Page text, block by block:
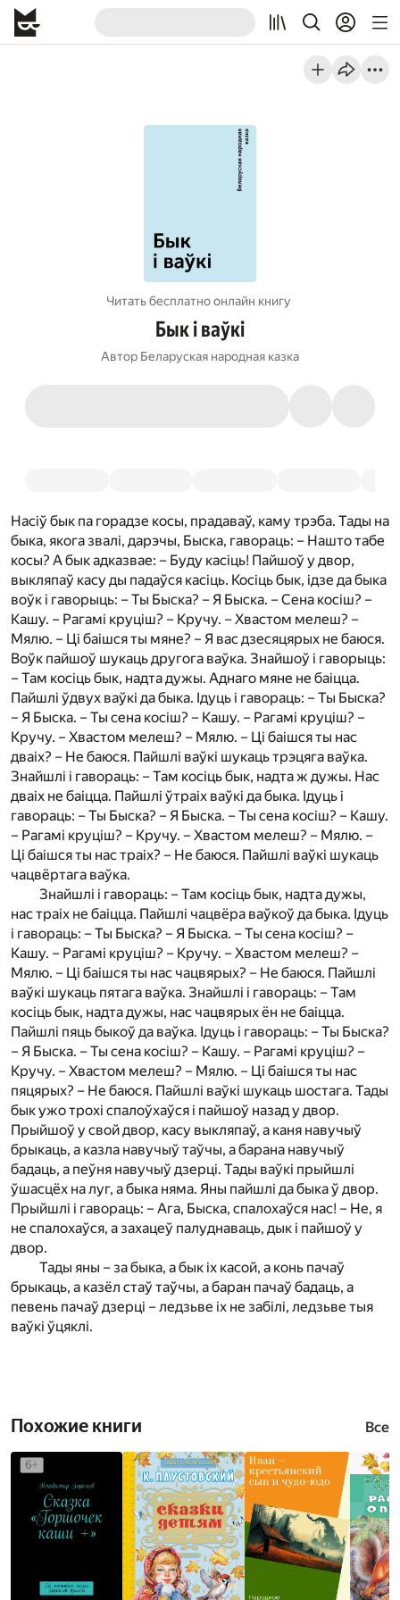
Читать бесплатно онлайн книгу
Бык і ваўкі
Автор Беларуская народная казка
Насіў бык па горадзе косы, прадаваў, каму трэба. Тады на
быка, якога звалі, дарэчы, Быска, гавораць: – Нашто табе
косы? А бык адказвае: – Буду касіць! Пайшоў у двор,
выкляпаў касу ды падаўся касіць. Косіць бык, ідзе да быка
воўк і гаворыць: – Ты Быска? – Я Быска. – Сена косіш? –
Кашу. – Рагамі круціш? – Кручу. – Хвастом мелеш? –
Мялю. – Ці баішся ты мяне? – Я вас дзесяцярых не баюся.
Воўк пайшоў шукаць другога ваўка. Знайшоў і гаворыць:
– Там косіць бык, надта дужы. Аднаго мяне не баіцца.
Пайшлі ўдвух ваўкі да быка. Ідуць і гавораць: – Ты Быска?
– Я Быска. – Ты сена косіш? – Кашу. – Рагамі круціш? –
Кручу. – Хвастом мелеш? – Мялю. – Ці баішся ты нас
дваіх? – Не баюся. Пайшлі ваўкі шукаць трэцяга ваўка.
Знайшлі і гавораць: – Там косіць бык, надта ж дужы. Нас
дваіх не баіцца. Пайшлі ўтраіх ваўкі да быка. Ідуць і
гавораць: – Ты Быска? – Я Быска. – Ты сена косіш? – Кашу.
– Рагамі круціш? – Кручу. – Хвастом мелеш? – Мялю. –
Ці баішся ты нас траіх? – Не баюся. Пайшлі ваўкі шукаць
чацвёртага ваўка.
Знайшлі і гавораць: – Там косіць бык, надта дужы,
нас траіх не баіцца. Пайшлі чацвёра ваўкоў да быка. Ідуць
і гавораць: – Ты Быска? – Я Быска. – Ты сена косіш? –
Кашу. – Рагамі круціш? – Кручу. – Хвастом мелеш? –
Мялю. – Ці баішся ты нас чацвярых? – Не баюся. Пайшлі
ваўкі шукаць пятага ваўка. Знайшлі і гавораць: – Там
косіць бык, надта дужы, нас чацвярых ён не баіцца.
Пайшлі пяць быкоў да ваўка. Ідуць і гавораць: – Ты Быска?
– Я Быска. – Ты сена косіш? – Кашу. – Рагамі круціш? –
Кручу. – Хвастом мелеш? – Мялю. – Ці баішся ты нас
пяцярых? – Не баюся. Пайшлі ваўкі шукаць шостага. Тады
бык ужо трохі спалоўхаўся і пайшоў назад у двор.
Прыйшоў у свой двор, касу выкляпаў, а каня навучыў
брыкаць, а казла навучыў таўчы, а барана навучыў
бадаць, а пеўня навучыў дзерці. Тады ваўкі прыйшлі
ўшасцёх на луг, а быка няма. Яны пайшлі да быка ў двор.
Прыйшлі і гавораць: – Ага, Быска, спалохаўся нас! – Не, я
не спалохаўся, а захацеў палуднаваць, дык і пайшоў у
двор.
Тады яны – за быка, а бык іх касой, а конь пачаў
брыкаць, а казёл стаў таўчы, а баран пачаў бадаць, а
певень пачаў дзерці – ледзьве іх не забілі, ледзьве тыя
ваўкі ўцяклі.
Похожие книги Все